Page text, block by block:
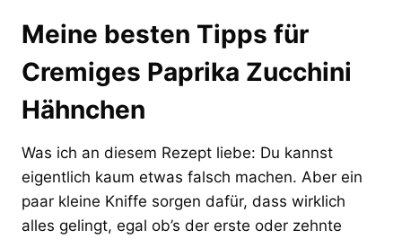
Meine besten Tipps für
Cremiges Paprika Zucchini
Hähnchen
Was ich an diesem Rezept liebe: Du kannst
eigentlich kaum etwas falsch machen. Aber ein
paar kleine Kniffe sorgen dafür, dass wirklich
alles gelingt, egal ob’s der erste oder zehnte